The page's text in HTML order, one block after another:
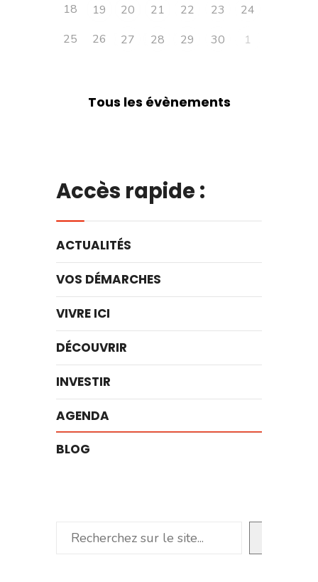
18
19 20 21 22 23
24
25
26 27 28 29 30 1
Tous les évènements
Accès rapide :
ACTUALITÉS
VOS DÉMARCHES
VIVRE ICI
DÉCOUVRIR
INVESTIR
AGENDA
BLOG
Rechercher